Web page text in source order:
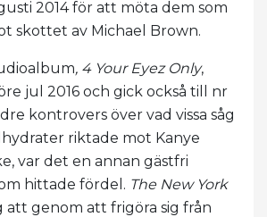
2014 för att möta dem som
skottet av Michael Brown.
, 4 Your Eyez Only,
jul 2016 och gick också till nr
kontrovers över vad vissa såg
riktade mot Kanye
var det en annan gästfri
hittade fördel. The New York
att genom att frigöra sig från